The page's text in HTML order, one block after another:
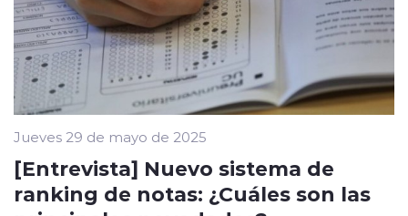
Jueves 29 de mayo de 2025
[Entrevista] Nuevo sistema de
ranking de notas: ¿Cuáles son las